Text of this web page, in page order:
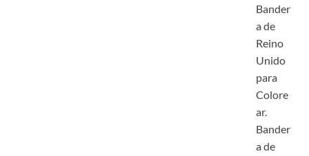
Bander
a de
Reino
Unido
para
Colore
ar.
Bander
a de